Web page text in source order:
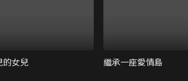
的女兒 繼承一座愛情島